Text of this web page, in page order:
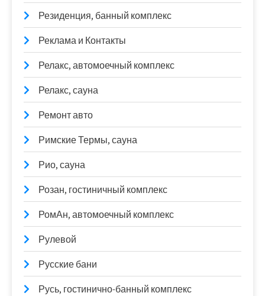
Резиденция, банный комплекс
Реклама и Контакты
Релакс, автомоечный комплекс
Релакс, сауна
Ремонт авто
Римские Термы, сауна
Рио, сауна
Розан, гостиничный комплекс
РомАн, автомоечный комплекс
Рулевой
Русские бани
Русь, гостинично-банный комплекс